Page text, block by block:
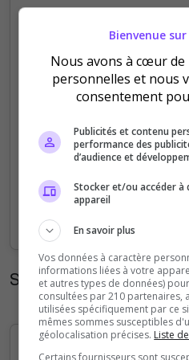
0
2
4
Statistiques horaires
Bienvenue
Nous avons à cœur
personnelles et nous
consentement
Publicités et contenu
performance des
d’audience et
Stocker et/ou accéder à
appareil
En savoir plus
Vos données à caractère
informations liées à votre
et autres types de données)
consultées par 210 partenaires,
utilisées spécifiquement par ce
mêmes sommes susceptibles
géolocalisation précises. Liste
Certains fournisseurs sont